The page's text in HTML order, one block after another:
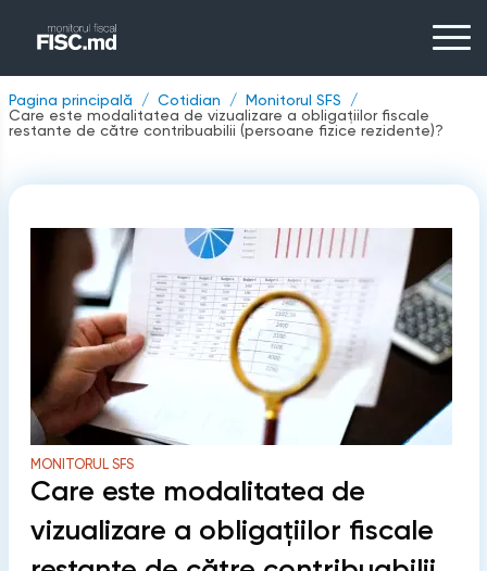
Pagina principală Cotidian
Monitorul SFS
Care este modalitatea de vizualizare a obligațiilor fiscale
restante de către contribuabilii (persoane fizice rezidente)?
MONITORUL SFS
Care este modalitatea de
vizualizare a obligațiilor fiscale